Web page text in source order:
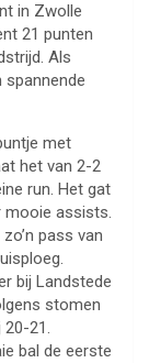
in Zwolle
21 punten
Als
met
het van 2-2
run. Het gat
mooie assists.
pass van
bij Landstede
stomen
21.
bal de eerste